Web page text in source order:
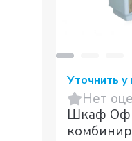
Уточнить у
Нет
Шкаф